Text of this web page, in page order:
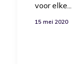
voor elke...
15 mei 2020